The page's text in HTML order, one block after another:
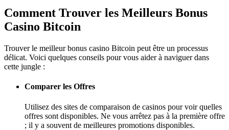
Comment Trouver les Meilleurs Bonus
Casino Bitcoin
Trouver le meilleur bonus casino Bitcoin peut être un processus
délicat. Voici quelques conseils pour vous aider à naviguer dans
cette jungle :
Comparer les Offres
Utilisez des sites de comparaison de casinos pour voir quelles
offres sont disponibles. Ne vous arrêtez pas à la première offre
; il y a souvent de meilleures promotions disponibles.